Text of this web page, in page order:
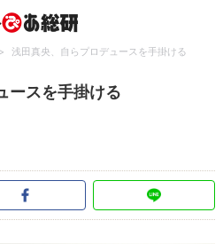
>
浅田真央、自らプロデュースを手掛ける
ースを手掛ける